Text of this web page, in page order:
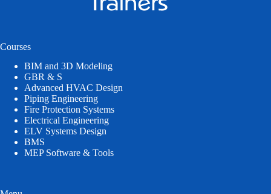
Courses
BIM and 3D Modeling
GBR & S
Advanced HVAC Design
Piping Engineering
Fire Protection Systems
Electrical Engineering
ELV Systems Design
BMS
MEP Software & Tools